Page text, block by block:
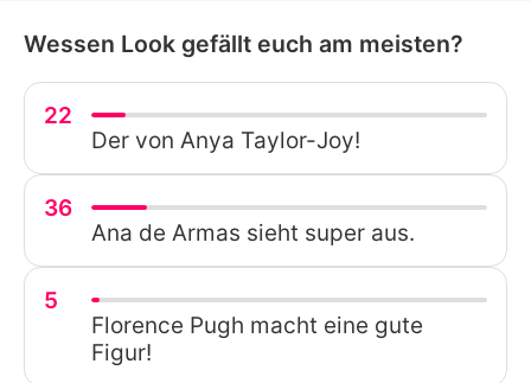
Wessen Look gefällt euch am meisten?
22
Der von Anya Taylor-Joy!
36
Ana de Armas sieht super aus.
5
Florence Pugh macht eine gute
Figur!